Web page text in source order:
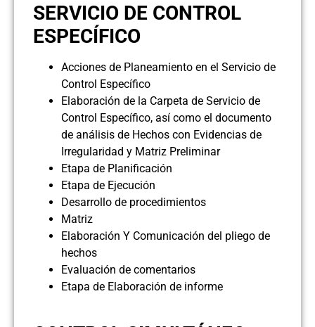
SERVICIO DE CONTROL
ESPECÍFICO
Acciones de Planeamiento en el Servicio de
Control Específico
Elaboración de la Carpeta de Servicio de
Control Específico, así como el documento
de análisis de Hechos con Evidencias de
Irregularidad y Matriz Preliminar
Etapa de Planificación
Etapa de Ejecución
Desarrollo de procedimientos
Matriz
Elaboración Y Comunicación del pliego de
hechos
Evaluación de comentarios
Etapa de Elaboración de informe